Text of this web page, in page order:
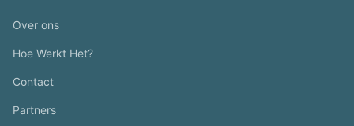
Over ons
Hoe Werkt Het?
Contact
Partners